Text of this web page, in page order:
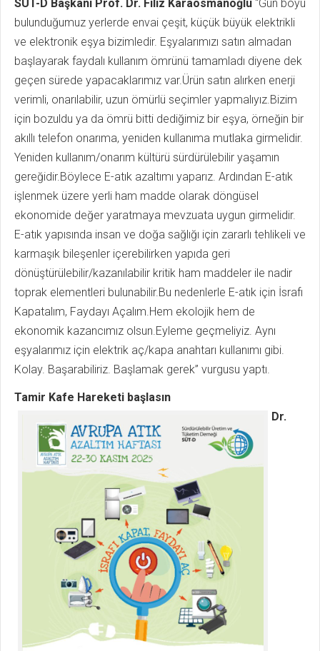
SÜT-D Başkanı Prof. Dr. Filiz Karaosmanoğlu “Gün boyu
bulunduğumuz yerlerde envai çeşit, küçük büyük elektrikli
ve elektronik eşya bizimledir. Eşyalarımızı satın almadan
başlayarak faydalı kullanım ömrünü tamamladı diyene dek
geçen sürede yapacaklarımız var.Ürün satın alırken enerji
verimli, onarılabilir, uzun ömürlü seçimler yapmalıyız.Bizim
için bozuldu ya da ömrü bitti dediğimiz bir eşya, örneğin bir
akıllı telefon onarıma, yeniden kullanıma mutlaka girmelidir.
Yeniden kullanım/onarım kültürü sürdürülebilir yaşamın
gereğidir.Böylece E-atık azaltımı yaparız. Ardından E-atık
işlenmek üzere yerli ham madde olarak döngüsel
ekonomide değer yaratmaya mevzuata uygun girmelidir.
E-atık yapısında insan ve doğa sağlığı için zararlı tehlikeli ve
karmaşık bileşenler içerebilirken yapıda geri
dönüştürülebilir/kazanılabilir kritik ham maddeler ile nadir
toprak elementleri bulunabilir.Bu nedenlerle E-atık için İsrafı
Kapatalım, Faydayı Açalım.Hem ekolojik hem de
ekonomik kazancımız olsun.Eyleme geçmeliyiz. Aynı
eşyalarımız için elektrik aç/kapa anahtarı kullanımı gibi.
Kolay. Başarabiliriz. Başlamak gerek” vurgusu yaptı.
Tamir Kafe Hareketi başlasın
Dr.